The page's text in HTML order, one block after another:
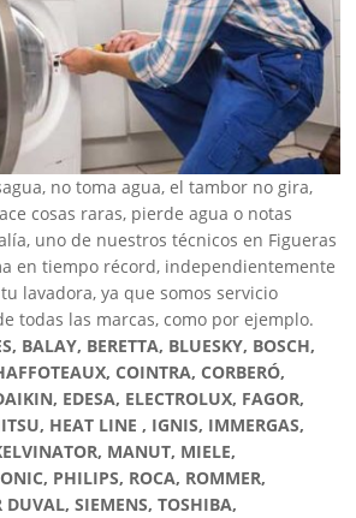
no toma agua, el tambor no gira,
cosas raras, pierde agua o notas
uno de nuestros técnicos en Figueras
en tiempo récord, independientemente
lavadora, ya que somos servicio
todas las marcas, como por ejemplo.
BALAY, BERETTA, BLUESKY, BOSCH,
COINTRA, CORBERÓ,
EDESA, ELECTROLUX, FAGOR,
HEAT LINE , IGNIS, IMMERGAS,
MANUT, MIELE,
PHILIPS, ROCA, ROMMER,
SIEMENS, TOSHIBA,